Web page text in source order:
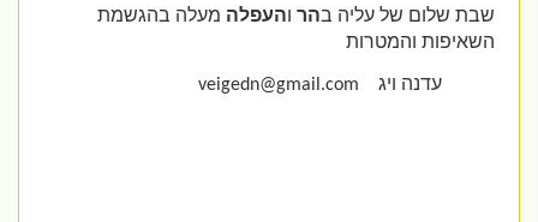
שבת שלום של עליה ב הרוהעפלהמעלה בהגשמת
השאיפות והמטרות
עדנה ויג veigedn@gmail.com